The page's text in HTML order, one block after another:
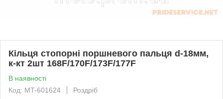
Кільця стопорні поршневого пальця d-18мм,
к-кт 2шт 168F/170F/173F/177F
В наявності
Код: MT-601624
Роздріб